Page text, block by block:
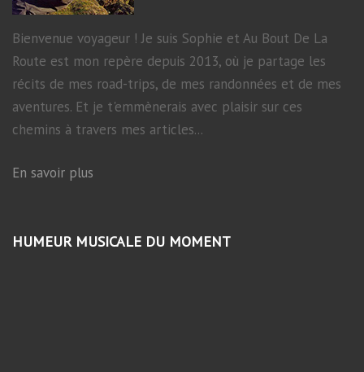
Bienvenue voyageur ! Je suis Sophie et Au Bout De La
Route est mon repère depuis 2013, où je partage les
récits de mes road-trips, de mes randonnées et de mes
aventures. Et je t'emmènerais avec plaisir sur ces
chemins à travers mes articles...
En savoir plus
HUMEUR MUSICALE DU MOMENT